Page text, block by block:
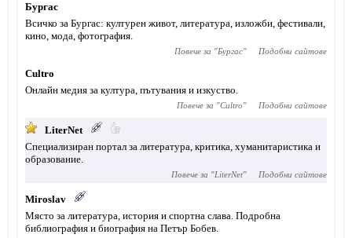
Бургас
Всичко за Бургас: културен живот, литература, изложби, фестивали,
кино, мода, фотография.
Повече за "Бургас" Подобни сайтове
Cultro
Онлайн медия за култура, пътувания и изкуство.
Повече за "Cultro" Подобни сайтове
LiterNet
Специализиран портал за литература, критика, хуманитаристика и
образование.
Повече за "LiterNet" Подобни сайтове
Miroslav
Място за литература, история и спортна слава. Подробна
библиография и биография на Петър Бобев.